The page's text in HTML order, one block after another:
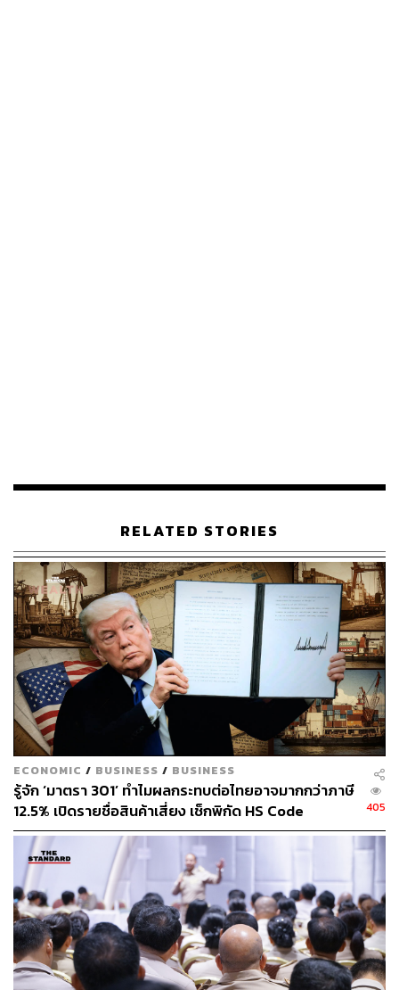
ล้มบนฟูก ที่บริษัทล้ม แต่ส่วนตัวไม่ล้ม เพราะยักย้ายถ่ายเท
นั้นไปเกิดขึ้นกับกระเป๋าใครบางคน รอบนี้ก็เช่นกัน ถ้าระบบ
หายไประหว่างทาง และคนล่างที่สุดก็จะแห้งตายเหมือนเดิม
รัฐบาลจะอัดฉีดเงินต้องตรงจุด เข้าถึงคนล่างสุด ตรวจสอบได้
ตอนนี้ 3 โจทย์ใหญ่ในวิกฤตโควิด-19 คือ สกัดโรค ประคอง
ชีวิตคนที่อยู่ล่างสุดของระบบ และคิดข้ามช็อตว่าเมื่อโรค
หายไปแล้วจะทำมาหากินอะไร ในส่วนของธนาคาร เราเริ่ม
ทำจากโจทย์เล็กๆ เพื่อนำไปสู่โจทย์ใหญ่ที่จะเลี้ยงทั้งประเทศ
และหาทางว่าจะช่วยกันอย่างไรได้บ้าง
ดังนั้นเมื่อรัฐออกมาตรการมาก็ต้องบริหารจัดการให้เงินลงไป
ถึงคนที่ต้องการที่สุด อย่างผู้มีรายได้น้อยที่ไทยมีอยู่สิบกว่า
ล้านคน มาตรการต้องระบุเป็นรายบุคคลเพื่อให้แน่ใจว่าทุก
จุดที่เงินลงไปนั้นถึงพนักงาน แล้วต้องมีบทพิสูจน์ว่าพนักงาน
พวกนั้นยังมีการจ้างงานอยู่ ซึ่งในโครงการ ‘เถ้าแก่ใจดี เจ้า
หนี้มีใจ’ ที่ธนาคารกสิกรไทยร่วมกับภาคเอกชน เถ้าแก่ใช้
บริการระบบเงินเดือนของธนาคาร ธนาคารก็สามารถเช็กได้
พนักงานในบริษัทยังอยู่ครบ เงินไม่สูญ
อย่างการอัดฉีดเงินเข้าไปที่เอสเอ็มอี เราจะมั่นใจได้อย่างไร
ว่าเงินจะลงไปถึงพนักงานที่อยู่ระดับต่ำสุดหรือเขาเอาเงินไป
RELATED STORIES
ECONOMIC / BUSINESS / BUSINESS
รู้จัก ‘มาตรา 301’ ทำไมผลกระทบต่อไทยอาจมากกว่าภาษี
12.5% เปิดรายชื่อสินค้าเสี่ยง เช็กพิกัด HS Code
405